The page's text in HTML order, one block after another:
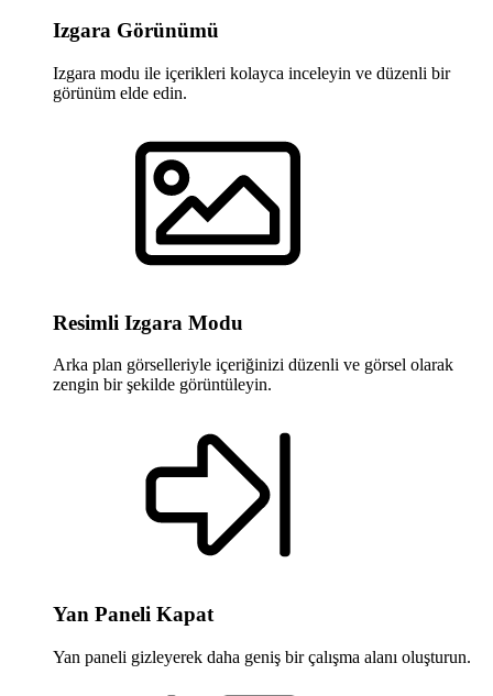
Izgara Görünümü
Izgara modu ile içerikleri kolayca inceleyin ve düzenli bir
görünüm elde edin.
Resimli Izgara Modu
Arka plan görselleriyle içeriğinizi düzenli ve görsel olarak
zengin bir şekilde görüntüleyin.
Yan Paneli Kapat
Yan paneli gizleyerek daha geniş bir çalışma alanı oluşturun.